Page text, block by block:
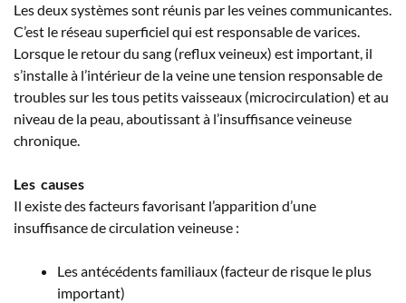
Les deux systèmes sont réunis par les veines communicantes.
C’est le réseau superficiel qui est responsable de varices.
Lorsque le retour du sang (reflux veineux) est important, il
s’installe à l’intérieur de la veine une tension responsable de
troubles sur les tous petits vaisseaux (microcirculation) et au
niveau de la peau, aboutissant à l’insuffisance veineuse
chronique.
Les causes
Il existe des facteurs favorisant l’apparition d’une
insuffisance de circulation veineuse :
Les antécédents familiaux (facteur de risque le plus
important)